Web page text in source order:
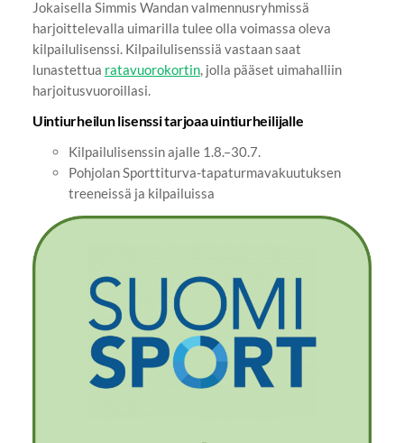
Jokaisella Simmis Wandan valmennusryhmissä
harjoittelevalla uimarilla tulee olla voimassa oleva
kilpailulisenssi. Kilpailulisenssiä vastaan saat
lunastettua ratavuorokortin, jolla pääset uimahalliin
harjoitusvuoroillasi.
Uintiurheilun lisenssi tarjoaa uintiurheilijalle
Kilpailulisenssin ajalle 1.8.–30.7.
Pohjolan Sporttiturva-tapaturmavakuutuksen
treeneissä ja kilpailuissa